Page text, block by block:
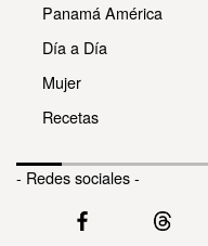
Panamá América
Día a Día
Mujer
Recetas
- Redes sociales -